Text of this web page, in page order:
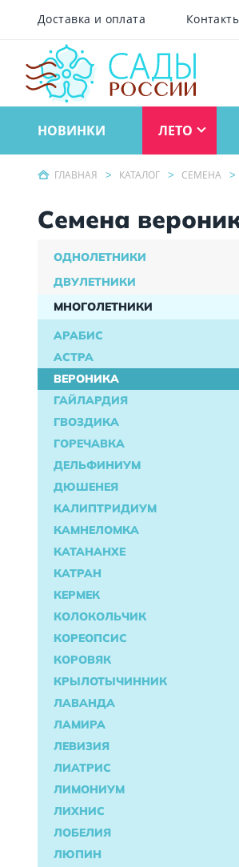
Доставка и оплата
НОВИНКИ ЛЕТО
ГЛАВНАЯ КАТАЛОГ СЕМЕНА
Семена
ОДНОЛЕТНИКИ
ДВУЛЕТНИКИ
МНОГОЛЕТНИКИ
АРАБИС
АСТРА
ВЕРОНИКА
ГАЙЛАРДИЯ
ГВОЗДИКА
ГОРЕЧАВКА
ДЕЛЬФИНИУМ
ДЮШЕНЕЯ
КАЛИПТРИДИУМ
КАМНЕЛОМКА
КАТАНАНХЕ
КАТРАН
КЕРМЕК
КОЛОКОЛЬЧИК
КОРЕОПСИС
КОРОВЯК
КРЫЛОТЫЧИННИК
ЛАВАНДА
ЛАМИРА
ЛЕВИЗИЯ
ЛИАТРИС
ЛИМОНИУМ
ЛИХНИС
ЛОБЕЛИЯ
ЛЮПИН